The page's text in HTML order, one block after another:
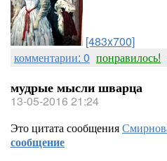
[483x700]
комментарии: 0 понравилось!
мудрые мысли шварца
13-05-2016 21:24
Это цитата сообщения
сообщение